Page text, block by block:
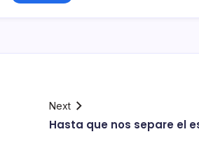
Next
Hasta que nos separe el